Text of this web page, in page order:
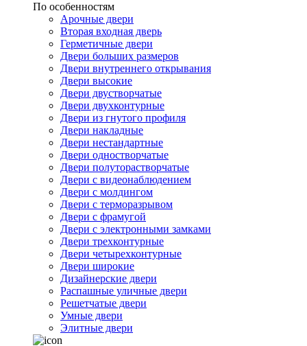
По особенностям
Арочные двери
Вторая входная дверь
Герметичные двери
Двери больших размеров
Двери внутреннего открывания
Двери высокие
Двери двустворчатые
Двери двухконтурные
Двери из гнутого профиля
Двери накладные
Двери нестандартные
Двери одностворчатые
Двери полуторастворчатые
Двери с видеонаблюдением
Двери с молдингом
Двери с терморазрывом
Двери с фрамугой
Двери с электронными замками
Двери трехконтурные
Двери четырехконтурные
Двери широкие
Дизайнерские двери
Распашные уличные двери
Решетчатые двери
Умные двери
Элитные двери